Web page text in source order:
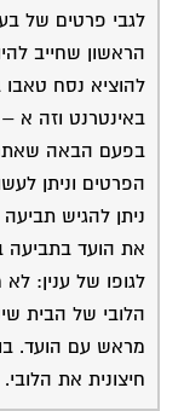
לגבי פרטים של
הראשון שחייב
באינטרנט וזה א
בפעם הבאה
הפרטים וניתן
ניתן להגיש תביעה
את הועד בתביעה
לגופו של ענין:
הלובי של הבית
מראש עם הועד.
חיצונית את הלובי.